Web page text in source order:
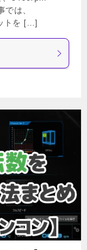
は、
トを […]